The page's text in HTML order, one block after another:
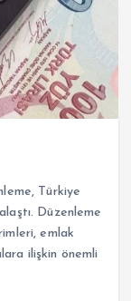
Türkiye
Düzenleme
emlak
ilişkin önemli